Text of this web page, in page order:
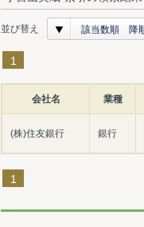
並び替え 該当数順 降
1
会社名 業種
(株)住友銀行 銀行
1